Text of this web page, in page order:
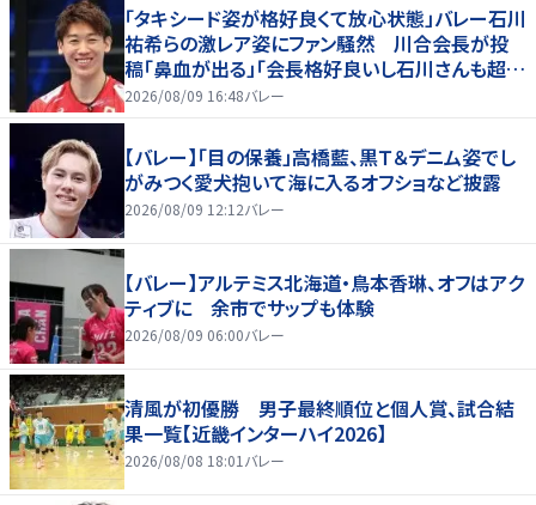
「タキシード姿が格好良くて放心状態」バレー石川
祐希らの激レア姿にファン騒然 川合会長が投
稿「鼻血が出る」「会長格好良いし石川さんも超格
好いい」
2026/08/09 16:48バレー
【バレー】「目の保養」高橋藍、黒Ｔ＆デニム姿でし
がみつく愛犬抱いて海に入るオフショなど披露
2026/08/09 12:12バレー
【バレー】アルテミス北海道・鳥本香琳、オフはアク
ティブに 余市でサップも体験
2026/08/09 06:00バレー
清風が初優勝 男子最終順位と個人賞、試合結
果一覧【近畿インターハイ2026】
2026/08/08 18:01 バレー